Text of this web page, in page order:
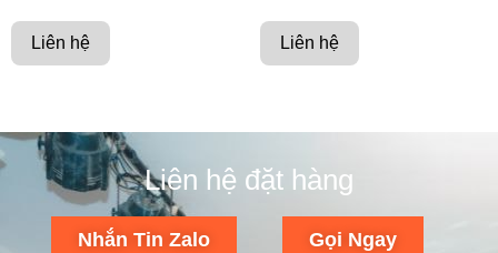
Liên hệ Liên hệ
Liên hệ đặt hàng
Nhắn Tin Zalo Gọi Ngay